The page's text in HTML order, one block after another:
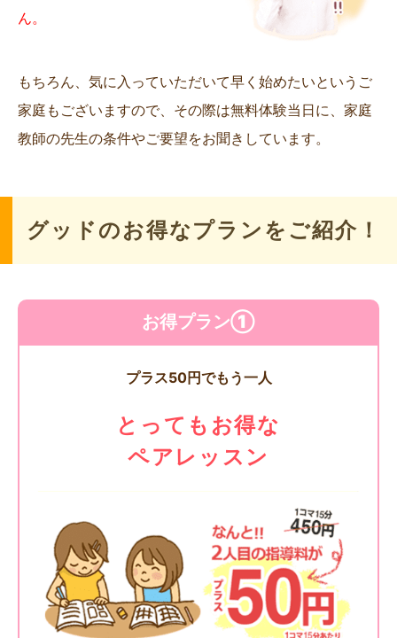
ん。
もちろん、気に入っていただいて早く始めたいというご
家庭もございますので、その際は無料体験当日に、家庭
教師の先生の条件やご要望をお聞きしています。
グッドのお得なプランをご紹介！
お得プラン①
プラス50円でもう一人
とってもお得な
ペアレッスン